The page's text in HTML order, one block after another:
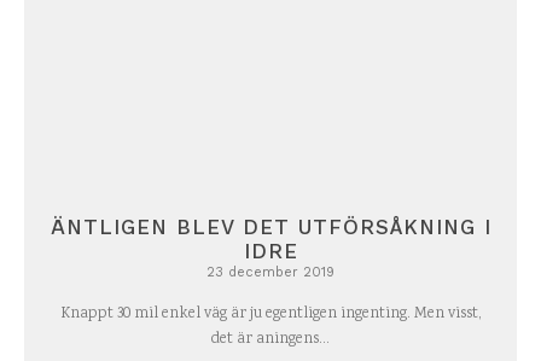
ÄNTLIGEN BLEV DET UTFÖRSÅKNING I
IDRE
23 december 2019
Knappt 30 mil enkel väg är ju egentligen ingenting. Men visst,
det är aningens...